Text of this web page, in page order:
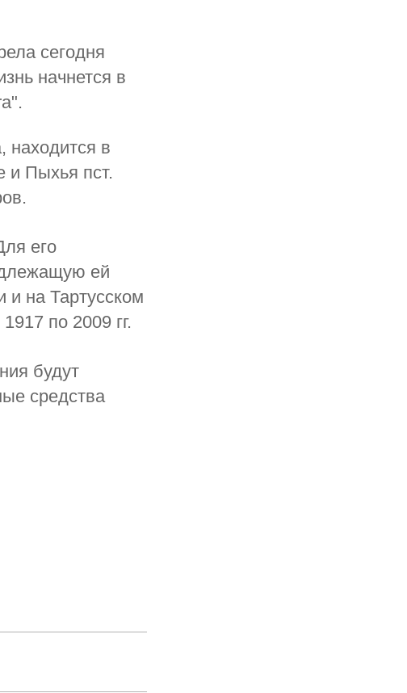
сегодня
начнется в
находится в
и Пыхья пст.
его
ей
и на Тартусском
по 2009 гг.
будут
средства